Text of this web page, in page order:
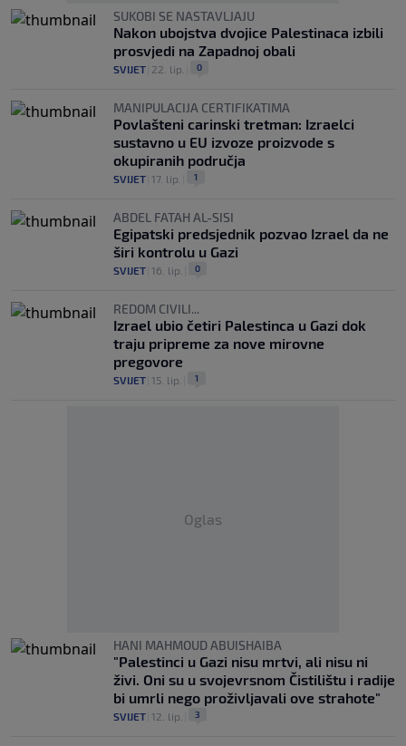
SUKOBI SE NASTAVLJAJU
Nakon ubojstva dvojice Palestinaca izbili
prosvjedi na Zapadnoj obali
SVIJET 22. lip. 0
MANIPULACIJA CERTIFIKATIMA
Povlašteni carinski tretman: Izraelci
sustavno u EU izvoze proizvode s
okupiranih područja
SVIJET 17. lip. 1
ABDEL FATAH AL-SISI
Egipatski predsjednik pozvao Izrael da ne
širi kontrolu u Gazi
SVIJET 16. lip. 0
REDOM CIVILI...
Izrael ubio četiri Palestinca u Gazi dok
traju pripreme za nove mirovne
pregovore
SVIJET 15. lip. 1
Oglas
HANI MAHMOUD ABUISHAIBA
"Palestinci u Gazi nisu mrtvi, ali nisu ni
živi. Oni su u svojevrsnom Čistilištu i radije
bi umrli nego proživljavali ove strahote"
SVIJET 12. lip. 3